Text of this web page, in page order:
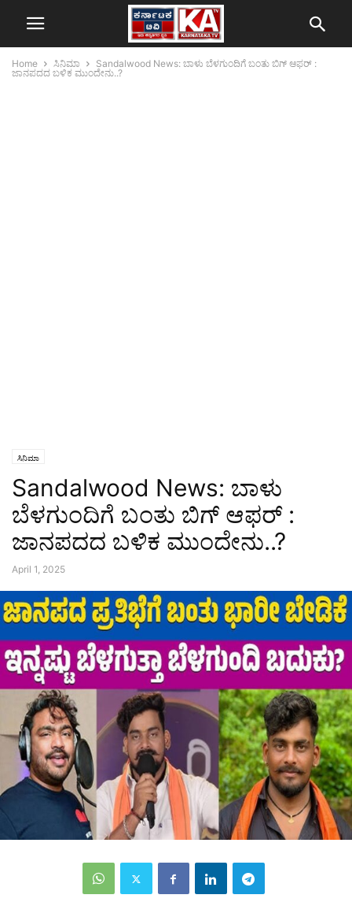
Home ಸಿನಿಮಾ
Sandalwood News: ಬಾಳು ಬೆಳಗುಂದಿಗೆ ಬಂತು ಬಿಗ್‌ ಆಫರ್‌ :
ಜಾನಪದದ ಬಳಿಕ ಮುಂದೇನು..?
ಸಿನಿಮಾ
Sandalwood News: ಬಾಳು
ಬೆಳಗುಂದಿಗೆ ಬಂತು ಬಿಗ್‌ ಆಫರ್‌ :
ಜಾನಪದದ ಬಳಿಕ ಮುಂದೇನು..?
April 1, 2025